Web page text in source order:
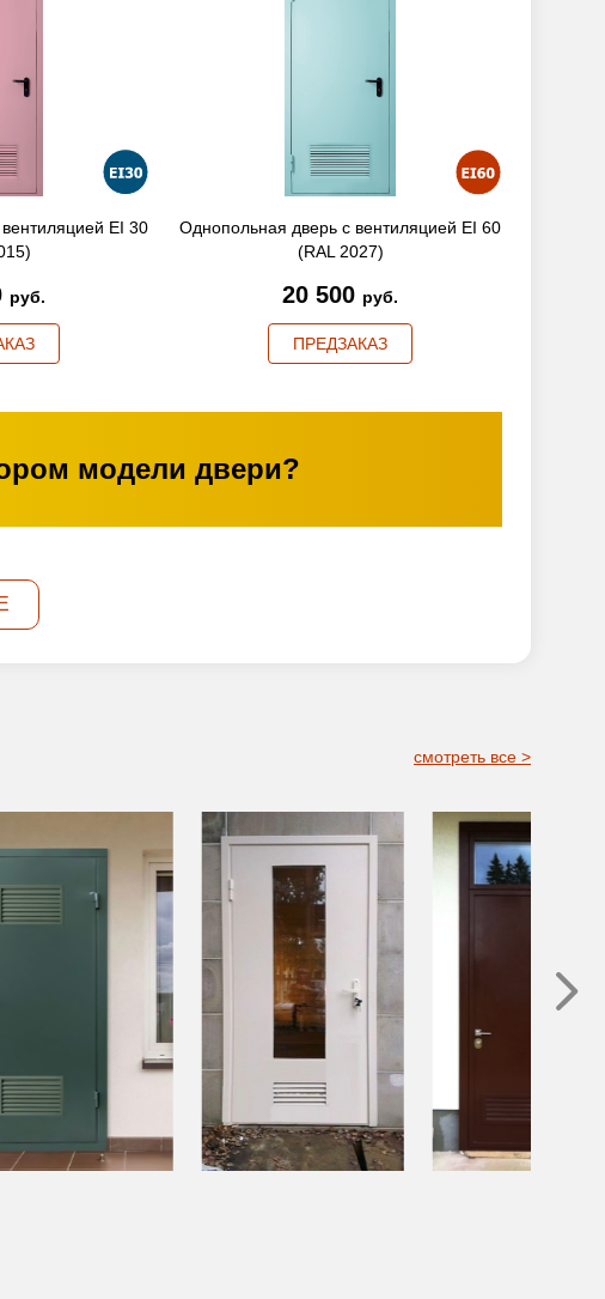
EI 30
руб.
Однопольная дверь с вентиляцией EI 60
(RAL 2027)
20 500 руб.
ПРЕДЗАКАЗ
модели двери?
смотреть все >